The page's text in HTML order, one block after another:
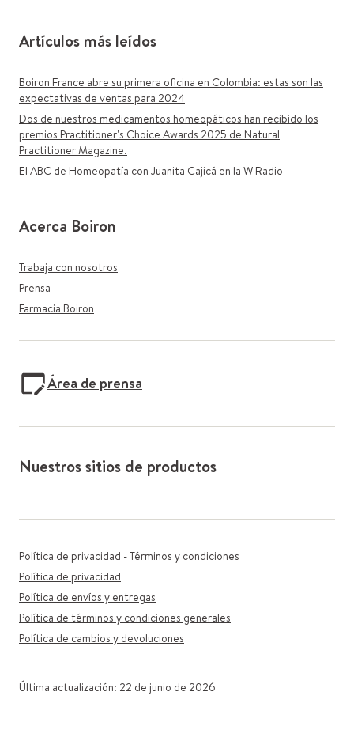
Artículos más leídos
Boiron France abre su primera oficina en Colombia: estas son las
expectativas de ventas para 2024
Dos de nuestros medicamentos homeopáticos han recibido los
premios Practitioner's Choice Awards 2025 de Natural
Practitioner Magazine.
El ABC de Homeopatía con Juanita Cajicá en la W Radio
Acerca Boiron
Trabaja con nosotros
Prensa
Farmacia Boiron
Área de prensa
Nuestros sitios de productos
Política de privacidad - Términos y condiciones
Política de privacidad
Política de envíos y entregas
Política de términos y condiciones generales
Política de cambios y devoluciones
Última actualización: 22 de junio de 2026